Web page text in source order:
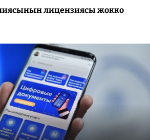
лицензиясы жокко